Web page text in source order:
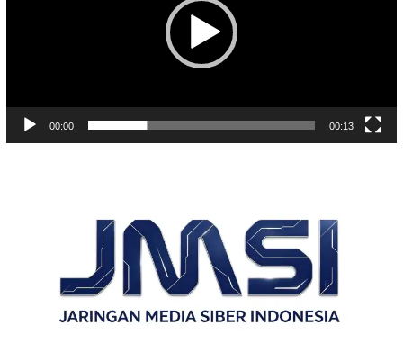
00:00 00:13